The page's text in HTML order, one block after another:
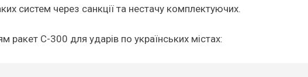
систем через санкції та нестачу комплектуючих.
С-300 для ударів по українських містах: